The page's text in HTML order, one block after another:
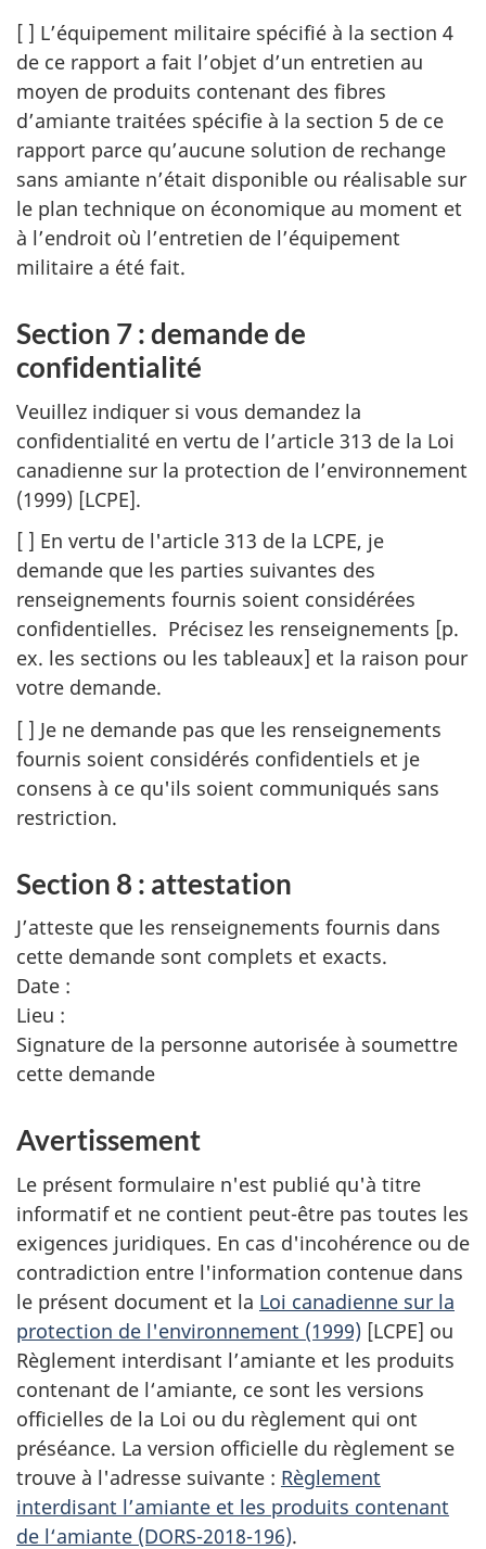
[ ] L’équipement militaire spécifié à la section 4
de ce rapport a fait l’objet d’un entretien au
moyen de produits contenant des fibres
d’amiante traitées spécifie à la section 5 de ce
rapport parce qu’aucune solution de rechange
sans amiante n’était disponible ou réalisable sur
le plan technique on économique au moment et
à l’endroit où l’entretien de l’équipement
militaire a été fait.
Section 7 : demande de
confidentialité
Veuillez indiquer si vous demandez la
confidentialité en vertu de l’article 313 de la Loi
canadienne sur la protection de l’environnement
(1999) [LCPE].
[ ] En vertu de l'article 313 de la LCPE, je
demande que les parties suivantes des
renseignements fournis soient considérées
confidentielles. Précisez les renseignements [p.
ex. les sections ou les tableaux] et la raison pour
votre demande.
[ ] Je ne demande pas que les renseignements
fournis soient considérés confidentiels et je
consens à ce qu'ils soient communiqués sans
restriction.
Section 8 : attestation
J’atteste que les renseignements fournis dans
cette demande sont complets et exacts.
Date :
Lieu :
Signature de la personne autorisée à soumettre
cette demande
Avertissement
Le présent formulaire n'est publié qu'à titre
informatif et ne contient peut-être pas toutes les
exigences juridiques. En cas d'incohérence ou de
contradiction entre l'information contenue dans
le présent document et la Loi canadienne sur la
protection de l'environnement (1999) [LCPE] ou
Règlement interdisant l’amiante et les produits
contenant de l‘amiante, ce sont les versions
officielles de la Loi ou du règlement qui ont
préséance. La version officielle du règlement se
trouve à l'adresse suivante : Règlement
interdisant l’amiante et les produits contenant
de l‘amiante (DORS-2018-196).